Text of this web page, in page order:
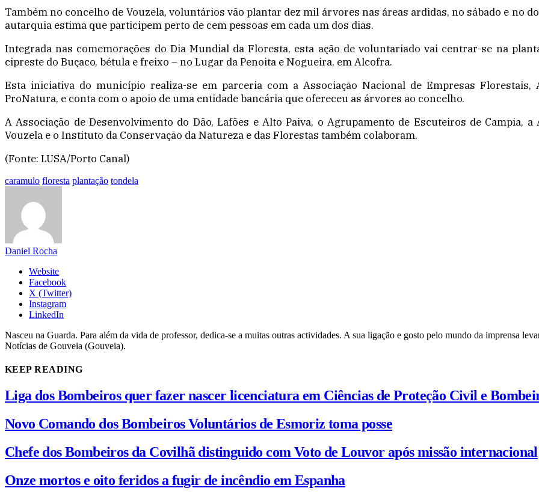
Também no concelho de Vouzela, voluntários vão plantar dez mil árvores nas áreas ardidas, no sábado e no
autarquia estima que participem perto de cem pessoas em cada um dos dias.
Integrada nas comemorações do Dia Mundial da Floresta, esta ação de voluntariado vai centrar-se na
cipreste do Buçaco, bétula e freixo – no Lugar da Penoita e Nogueira, em Alcofra.
Esta iniciativa do município realiza-se em parceria com a Associação Nacional de Empresas
ProNatura, e conta com o apoio de uma entidade bancária que ofereceu as árvores ao concelho.
A Associação de Desenvolvimento do Dão, Lafões e Alto Paiva, o Agrupamento de Escuteiros de Campia,
Vouzela e o Instituto da Conservação da Natureza e das Florestas também colaboram.
(Fonte: LUSA/Porto Canal)
caramulo floresta plantação tondela
Daniel Rocha
Website
Facebook
X (Twitter)
Instagram
LinkedIn
Nasceu na Guarda. Para além da vida de professor, dedica-se a muitas outras actividades. A sua ligação e gosto pelo mundo da imprensa
Notícias de Gouveia (Gouveia).
KEEP READING
Liga dos Bombeiros quer fazer nascer licenciatura em Ciências de Proteção Civil e
Novo Comando dos Bombeiros Voluntários de Esmoriz toma posse
Chefe dos Bombeiros da Covilhã distinguido com Voto de Louvor após missão internacional
Onze mortos e oito feridos a fugir de incêndio em Espanha